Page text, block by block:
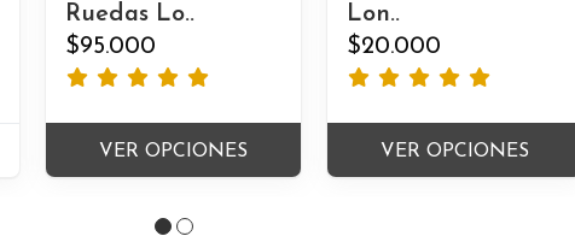
Ruedas Lo..
$95.000
VER OPCIONES
Lon..
$20.000
VER OPCIONES